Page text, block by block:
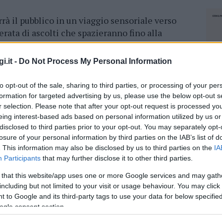
- Do Not Process My Personal Information
opt-out of the sale, sharing to third parties, or processing of your
for targeted advertising by us, please use the below opt-out
selection. Please note that after your opt-out request is processed
interest-based ads based on personal information utilized by us
to third parties prior to your opt-out. You may separately
of your personal information by third parties on the IAB’s list of
This information may also be disclosed by us to third parties on the
Participants that may further disclose it to other third parties.
that this website/app uses one or more Google services and may
but not limited to your visit or usage behaviour. You may
to Google and its third-party tags to use your data for below
consent section.
il pubblico in un viaggio sensoriale verso
di ascolti che spazieranno fino alla
sonora perfetta per le proiezioni di
calar del sole, animeranno la struttura del
che dialoga con il paesaggio circostante.
il progetto musicale di Matteo Carta, un
strumenti a corda, in particolare del
di paesaggi e rituali di un mondo rurale
vita attraverso sonorità che fondono
drone e progressive.
dove ha assorbito stimoli e influenze
questo progetto che ha ricevuto
debutto, uscito per l’etichetta piemontese
da lui e rappresenta un unicum nel